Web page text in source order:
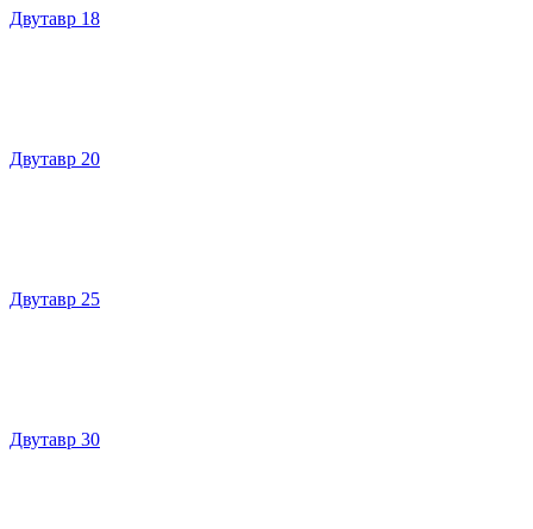
Двутавр 18
Двутавр 20
Двутавр 25
Двутавр 30